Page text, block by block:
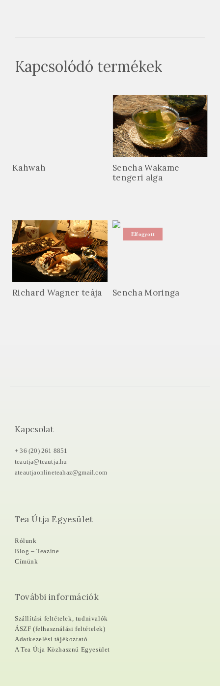
Kapcsolódó termékek
Kahwah
Sencha Wakame
tengeri alga
Richard Wagner teája
Elfogyott
Sencha Moringa
Kapcsolat
+ 36 (20) 261 8851
teautja@teautja.hu
ateautjaonlineteahaz@gmail.com
Tea Útja Egyesület
Rólunk
Blog – Teazine
Címünk
További információk
Szállítási feltételek, tudnivalók
ÁSZF (felhasználási feltételek)
Adatkezelési tájékoztató
A Tea Útja Közhasznú Egyesület